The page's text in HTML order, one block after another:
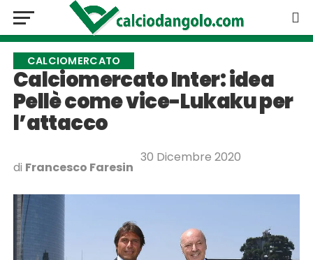
CALCIOMERCATO
Calciomercato Inter: idea
Pellè come vice-Lukaku per
l’attacco
di Francesco Faresin
30 Dicembre 2020